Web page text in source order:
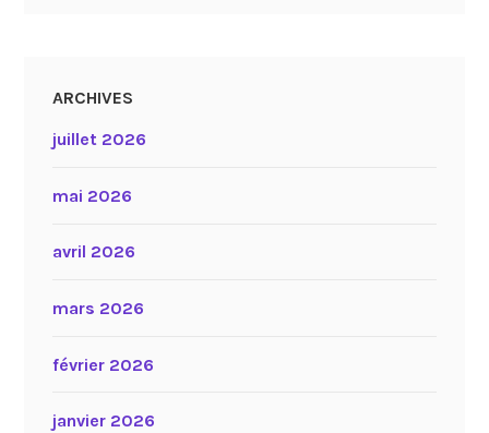
ARCHIVES
juillet 2026
mai 2026
avril 2026
mars 2026
février 2026
janvier 2026